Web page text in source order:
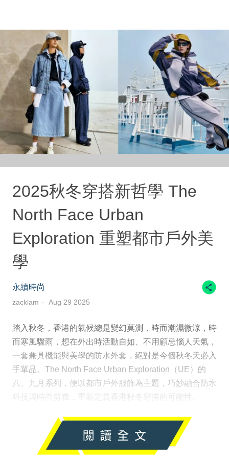
2025秋冬穿搭新哲學 The
North Face Urban
Exploration 重塑都市戶外美
學
永續時尚
zacklam Aug 29 2025
踏入秋冬，香港的氣候總是變幻莫測，時而潮濕微涼，時
而寒風驟雨，想在外出時活動自如、不用顧忌惱人天氣，
一套兼具機能與美學的防水外套，絕對是今個秋冬天必入
手單品。The North Face Urban Exploration（UE）的
八、九月系列，便以都市戶外服飾為主題，巧妙融合防水
科技與時尚剪裁，重新定義香港秋冬穿搭的可能性。